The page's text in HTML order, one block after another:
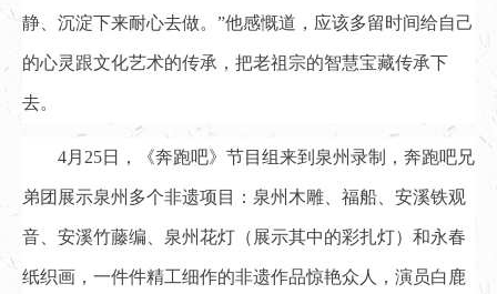
静、沉淀下来耐心去做。”他感慨道，应该多留时间给自己
的心灵跟文化艺术的传承，把老祖宗的智慧宝藏传承下
去。
4月25日，《奔跑吧》节目组来到泉州录制，奔跑吧兄
弟团展示泉州多个非遗项目：泉州木雕、福船、安溪铁观
音、安溪竹藤编、泉州花灯（展示其中的彩扎灯）和永春
纸织画，一件件精工细作的非遗作品惊艳众人，演员白鹿